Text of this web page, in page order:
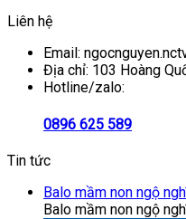
Liên hệ
Email:
Địa chỉ: 103 Hoàng
Hotline/zalo:
0896 625 589
Tin tức
Balo mầm non ngộ
Balo mầm non ngộ